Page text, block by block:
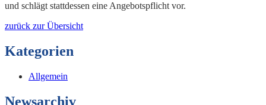
und schlägt stattdessen eine Angebotspflicht vor.
zurück zur Übersicht
Kategorien
Allgemein
Newsarchiv